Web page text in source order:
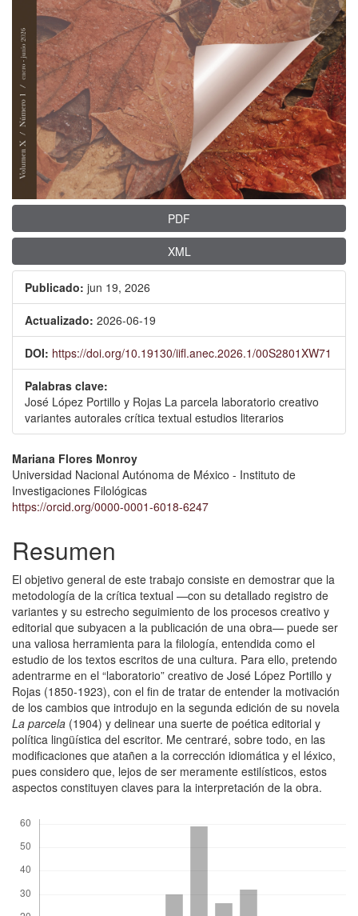
PDF
XML
Publicado: jun 19, 2026
Actualizado: 2026-06-19
DOI: https://doi.org/10.19130/iifl.anec.2026.1/00S2801XW71
Palabras clave:
José López Portillo y Rojas La parcela laboratorio creativo
variantes autorales crítica textual estudios literarios
Contenido
principal
del
artículo
Mariana Flores Monroy
Universidad Nacional Autónoma de México - Instituto de
Investigaciones Filológicas
https://orcid.org/0000-0001-6018-6247
Resumen
El objetivo general de este trabajo consiste en demostrar que la
metodología de la crítica textual —con su detallado registro de
variantes y su estrecho seguimiento de los procesos creativo y
editorial que subyacen a la publicación de una obra— puede ser
una valiosa herramienta para la filología, entendida como el
estudio de los textos escritos de una cultura. Para ello, pretendo
adentrarme en el “laboratorio” creativo de José López Portillo y
Rojas (1850-1923), con el fin de tratar de entender la motivación
de los cambios que introdujo en la segunda edición de su novela
La parcela (1904) y delinear una suerte de poética editorial y
política lingüística del escritor. Me centraré, sobre todo, en las
modificaciones que atañen a la corrección idiomática y el léxico,
pues considero que, lejos de ser meramente estilísticos, estos
aspectos constituyen claves para la interpretación de la obra.